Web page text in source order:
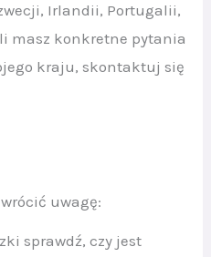
Irlandii, Portugalii,
masz konkretne pytania
kraju, skontaktuj się
uwagę:
sprawdź, czy jest